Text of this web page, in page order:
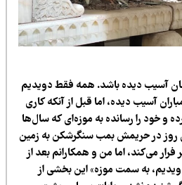
دیده باشد. همه فقط دویدیم
دیده، اما قبل از آنکه کاری
را رسانده به موزه‌ای که سال‌ها
حریمش بمب سنگرشکن به زمین
اما من و همکارانم بعد از
به سمت موزه» این بخشی از